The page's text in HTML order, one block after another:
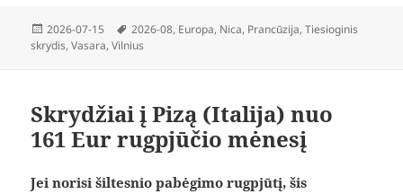
Paskelbta
2026-07-15 Žymos
2026-08, Europa, Nica, Prancūzija,Tiesioginis
skrydis,Vasara,Vilnius
Skrydžiai į Pizą (Italija) nuo
161 Eur rugpjūčio mėnesį
Jei norisi šiltesnio pabėgimo rugpjūtį, šis